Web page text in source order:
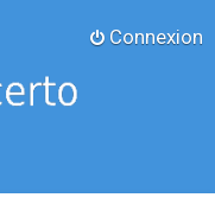
Connexion